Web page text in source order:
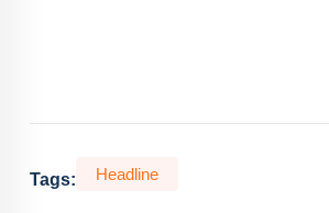
Tags: Headline